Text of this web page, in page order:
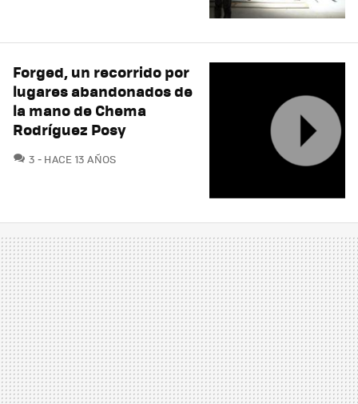
Forged, un recorrido por
lugares abandonados de
la mano de Chema
Rodríguez Posy
3 COMENTARIOS
HACE 13 AÑOS